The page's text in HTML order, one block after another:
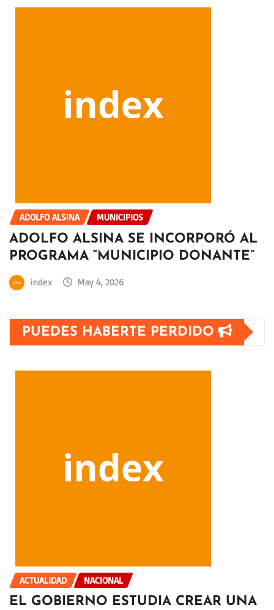
ADOLFO ALSINA MUNICIPIOS
ADOLFO ALSINA SE INCORPORÓ AL
PROGRAMA “MUNICIPIO DONANTE”
index May 4, 2026
PUEDES HABERTE PERDIDO
ACTUALIDAD NACIONAL
EL GOBIERNO ESTUDIA CREAR UNA